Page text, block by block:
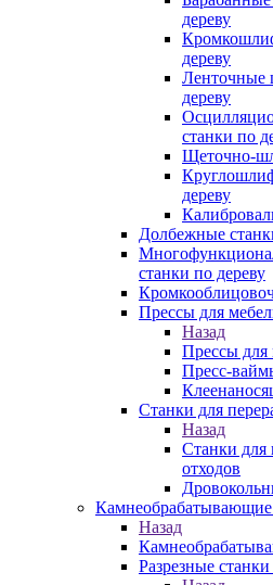
дереву
дереву
Ленточные
дереву
станки по
Щеточно-
дереву
Долбежные
станки по дереву
Прессы для
Назад
Прессы для
Пресс-
Станки для
Назад
Станки для
отходов
Камнеобрабатывающие
Назад
Разрезные